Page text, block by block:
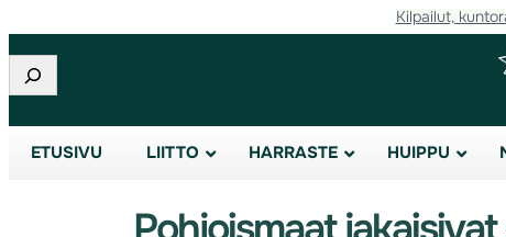
Kilpailut,
Etsi
ETUSIVU LIITTO HARRASTE HUIPPU